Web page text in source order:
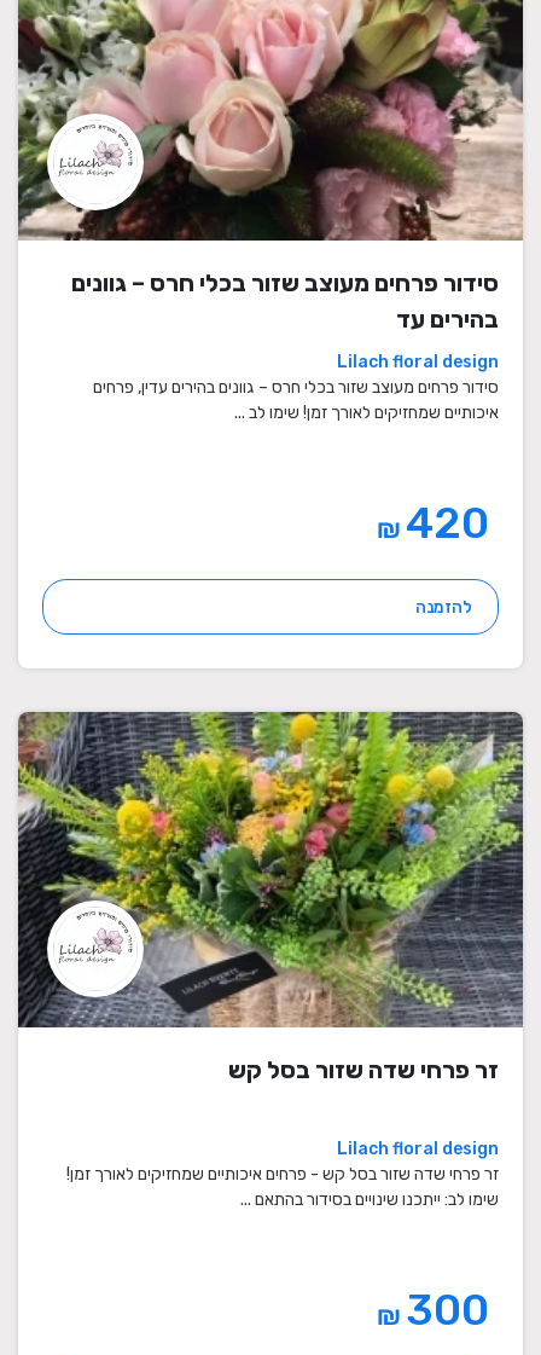
סידור פרחים מעוצב שזור בכלי חרס – גוונים
בהירים עד
Lilach floral design
סידור פרחים מעוצב שזור בכלי חרס – גוונים בהירים עדין, פרחים
איכותיים שמחזיקים לאורך זמן! שימו לב ...
₪
להזמנה
זר פרחי שדה שזור בסל קש
Lilach floral design
זר פרחי שדה שזור בסל קש - פרחים איכותיים שמחזיקים לאורך זמן!
שימו לב: ייתכנו שינויים בסידור בהתאם ...
₪